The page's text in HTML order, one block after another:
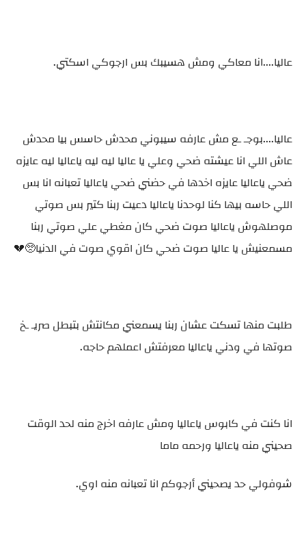
عاليا....انا معاكي ومش هسيبك بس ارجوكي اسكتي.
عاليا....بوجـ ـع مش عارفه سيبوني محدش حاسس بيا محدش
عاش اللي انا عيشته ضحي وعلي يا عاليا ليه ليه ياعاليا ليه عايزه
ضحي ياعاليا عايزه اخدها في حضني ضحي ياعاليا تعبانه انا بس
اللي حاسه بيها كنا لوحدنا ياعاليا دعيت ربنا كتير بس صوتي
موصلهوش ياعاليا صوت ضحي كان مغطي علي صوتي ربنا
مسمعنيش يا عاليا صوت ضحي كان اقوي صوت في الدنيا🥺💔
طلبت منها تسكت عشان ربنا يسمعني مكانتش بتبطل صريـ ـخ
صوتها في ودني ياعاليا معرفتش اعملهم حاجه.
انا كنت في كابوس ياعاليا ومش عارفه اخرج منه لحد الوقت
صحيني منه ياعاليا ورحمه ماما
شوفولي حد يصحيني أرجوكم انا تعبانه منه اوي.